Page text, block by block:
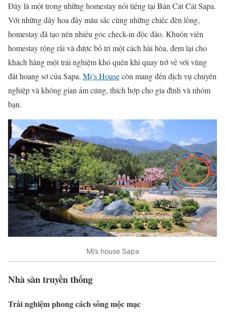
Đây là một trong những homestay nổi tiếng tại Bản Cát Cát Sapa.
Với những dãy hoa đầy màu sắc cùng những chiếc đèn lồng,
homestay đã tạo nên nhiều góc check-in độc đáo. Khuôn viên
homestay rộng rãi và được bố trí một cách hài hòa, đem lại cho
khách hàng một trải nghiệm khó quên khi quay trở về với vùng
đất hoang sơ của Sapa. Mị’s Housecòn mang đến dịch vụ chuyên
nghiệp và không gian ấm cúng, thích hợp cho gia đình và nhóm
bạn.
Mị’s house Sapa
Nhà sàn truyền thống
Trải nghiệm phong cách sống mộc mạc